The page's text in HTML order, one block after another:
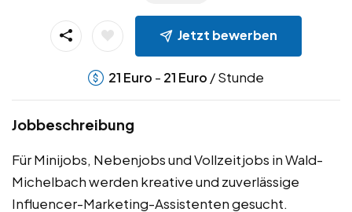
Jetzt bewerben
21 Euro - 21 Euro / Stunde
Jobbeschreibung
Für Minijobs, Nebenjobs und Vollzeitjobs in Wald-
Michelbach werden kreative und zuverlässige
Influencer-Marketing-Assistenten gesucht.